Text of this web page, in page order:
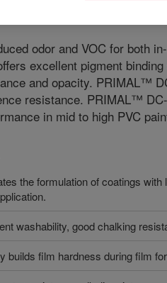
odor and VOC for both
excellent pigment
and opacity. PRIMAL™
resistance. PRIMAL™
in mid to high PVC
the formulation of coatings
washability, good chalking
builds film hardness during film